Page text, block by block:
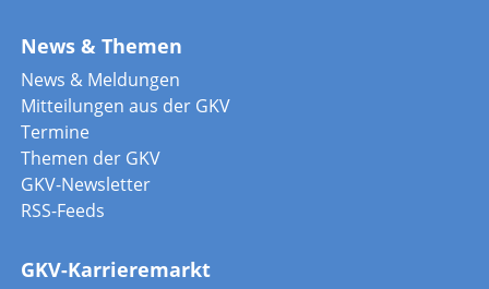
News & Themen
News & Meldungen
Mitteilungen aus der GKV
Termine
Themen der GKV
GKV-Newsletter
RSS-Feeds
GKV-Karrieremarkt